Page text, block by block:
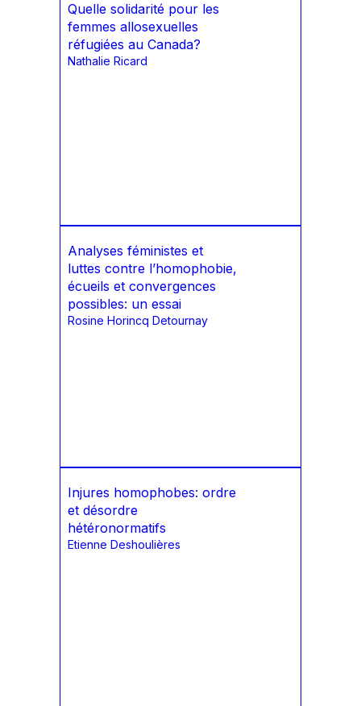
Quelle solidarité pour les
femmes allosexuelles
réfugiées au Canada?
Nathalie Ricard
Analyses féministes et
luttes contre l’homophobie,
écueils et convergences
possibles: un essai
Rosine Horincq Detournay
Injures homophobes: ordre
et désordre
hétéronormatifs
Etienne Deshoulières